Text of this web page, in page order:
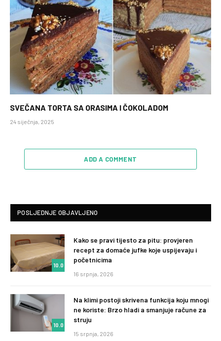
SVEČANA TORTA SA ORASIMA I ČOKOLADOM
24 siječnja, 2025
ADD A COMMENT
POSLJEDNJE OBJAVLJENO
10.0
Kako se pravi tijesto za pitu: provjeren
recept za domaće jufke koje uspijevaju i
početnicima
16 srpnja, 2026
10.0
Na klimi postoji skrivena funkcija koju mnogi
ne koriste: Brzo hladi a smanjuje račune za
struju
15 srpnja, 2026